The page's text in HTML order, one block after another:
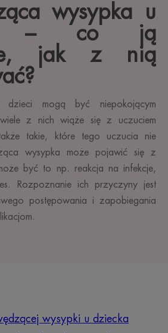
wysypka u
– co ją
jak z nią
dzieci mogą być niepokojącym
z nich wiąże się z uczuciem
takie, które tego uczucia nie
wysypka może pojawić się z
być to np. reakcja na infekcje,
Rozpoznanie ich przyczyny jest
postępowania i zapobiegania
wysypki u dziecka